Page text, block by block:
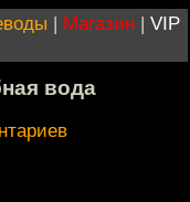
| Магазин | VIP
вода